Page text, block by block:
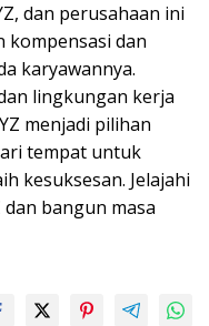
dan perusahaan ini
dan
karyawannya.
lingkungan kerja
menjadi pilihan
tempat untuk
kesuksesan. Jelajahi
bangun masa